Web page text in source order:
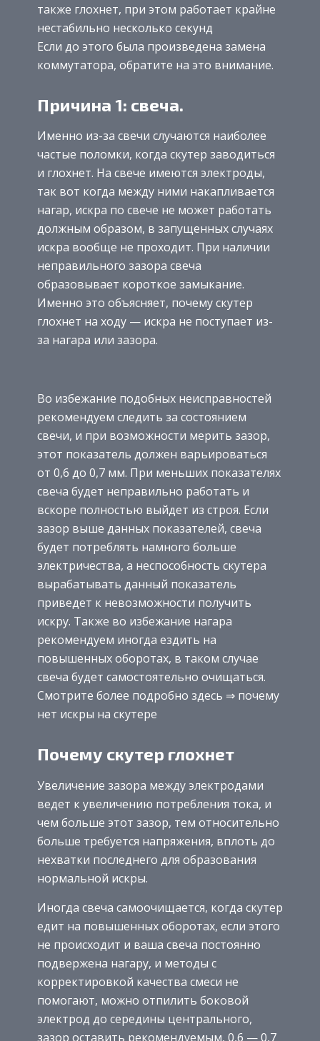
также глохнет, при этом работает крайне
нестабильно несколько секунд
Если до этого была произведена замена
коммутатора, обратите на это внимание.
Причина 1: свеча.
Именно из-за свечи случаются наиболее
частые поломки, когда скутер заводиться
и глохнет. На свече имеются электроды,
так вот когда между ними накапливается
нагар, искра по свече не может работать
должным образом, в запущенных случаях
искра вообще не проходит. При наличии
неправильного зазора свеча
образовывает короткое замыкание.
Именно это объясняет, почему скутер
глохнет на ходу — искра не поступает из-
за нагара или зазора.
Во избежание подобных неисправностей
рекомендуем следить за состоянием
свечи, и при возможности мерить зазор,
этот показатель должен варьироваться
от 0,6 до 0,7 мм. При меньших показателях
свеча будет неправильно работать и
вскоре полностью выйдет из строя. Если
зазор выше данных показателей, свеча
будет потреблять намного больше
электричества, а неспособность скутера
вырабатывать данный показатель
приведет к невозможности получить
искру. Также во избежание нагара
рекомендуем иногда ездить на
повышенных оборотах, в таком случае
свеча будет самостоятельно очищаться.
Смотрите более подробно здесь ⇒ почему
нет искры на скутере
Почему скутер глохнет
Увеличение зазора между электродами
ведет к увеличению потребления тока, и
чем больше этот зазор, тем относительно
больше требуется напряжения, вплоть до
нехватки последнего для образования
нормальной искры.
Иногда свеча самоочищается, когда скутер
едит на повышенных оборотах, если этого
не происходит и ваша свеча постоянно
подвержена нагару, и методы с
корректировкой качества смеси не
помогают, можно отпилить боковой
электрод до середины центрального,
зазор оставить рекомендуемым, 0,6 — 0,7